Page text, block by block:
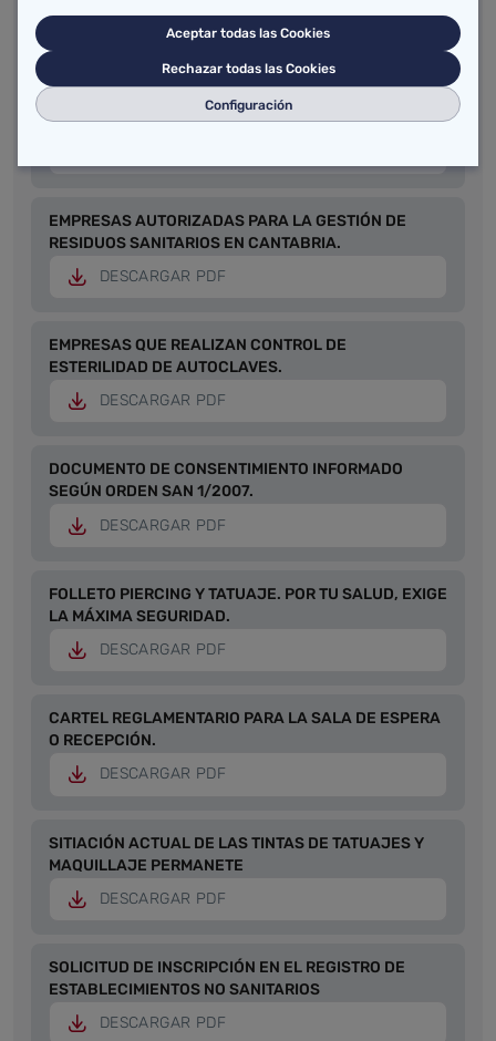
DESCARGAR PDF
REQUISITOS QUE DEBEN CUMPLIR LOS
APLICADORES.
EMPRESAS AUTORIZADAS PARA LA GESTIÓN DE
RESIDUOS SANITARIOS EN CANTABRIA.
DESCARGAR PDF
EMPRESAS QUE REALIZAN CONTROL DE
ESTERILIDAD DE AUTOCLAVES.
DESCARGAR PDF
DOCUMENTO DE CONSENTIMIENTO INFORMADO
SEGÚN ORDEN SAN 1/2007.
DESCARGAR PDF
FOLLETO PIERCING Y TATUAJE. POR TU SALUD, EXIGE
LA MÁXIMA SEGURIDAD.
DESCARGAR PDF
CARTEL REGLAMENTARIO PARA LA SALA DE ESPERA
O RECEPCIÓN.
DESCARGAR PDF
SITIACIÓN ACTUAL DE LAS TINTAS DE TATUAJES Y
MAQUILLAJE PERMANETE
DESCARGAR PDF
SOLICITUD DE INSCRIPCIÓN EN EL REGISTRO DE
ESTABLECIMIENTOS NO SANITARIOS
DESCARGAR PDF
Aceptar todas las Cookies
Rechazar todas las Cookies
Configuración